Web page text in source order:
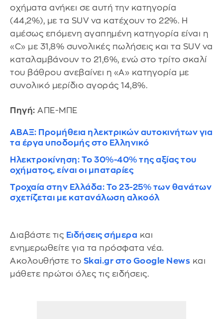
οχήματα ανήκει σε αυτή την κατηγορία
(44,2%), με τα SUV να κατέχουν το 22%. Η
αμέσως επόμενη αγαπημένη κατηγορία είναι η
«C» με 31,8% συνολικές πωλήσεις και τα SUV να
καταλαμβάνουν το 21,6%, ενώ στο τρίτο σκαλί
του βάθρου ανεβαίνει η «Α» κατηγορία με
συνολικό μερίδιο αγοράς 14,8%.
Πηγή: ΑΠΕ-ΜΠΕ
ΑΒΑΞ: Προμήθεια ηλεκτρικών αυτοκινήτων για
τα έργα υποδομής στο Ελληνικό
Ηλεκτροκίνηση: Το 30%-40% της αξίας του
οχήματος, είναι οι μπαταρίες
Τροχαία στην Ελλάδα: Το 23-25% των θανάτων
σχετίζεται με κατανάλωση αλκοόλ
Διαβάστε τις Ειδήσεις σήμερα και
ενημερωθείτε για τα πρόσφατα νέα.
Ακολουθήστε το Skai.gr στο Google News και
μάθετε πρώτοι όλες τις ειδήσεις.